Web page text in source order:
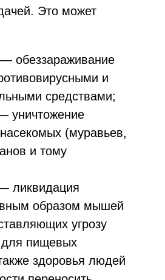
Это может
обеззараживание
и
средствами;
уничтожение
(муравьев,
и тому
ликвидация
образом мышей
угрозу
для пищевых
здоровья людей